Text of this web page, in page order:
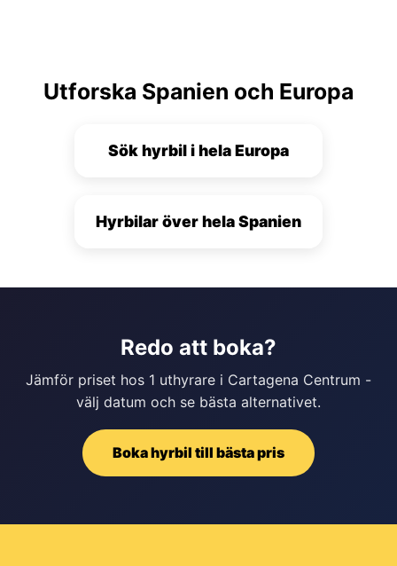
Utforska Spanien och Europa
Sök hyrbil i hela Europa
Hyrbilar över hela Spanien
Redo att boka?
Jämför priset hos 1 uthyrare i Cartagena Centrum -
välj datum och se bästa alternativet.
Boka hyrbil till bästa pris